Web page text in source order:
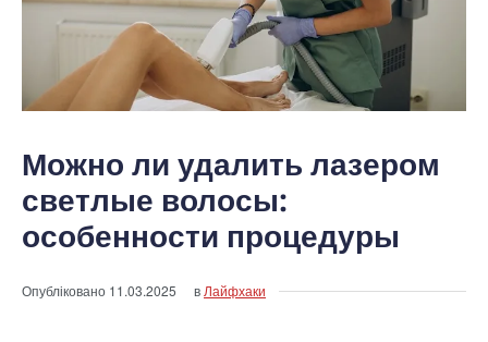
Можно ли удалить лазером
светлые волосы:
особенности процедуры
Опубліковано 11.03.2025 в Лайфхаки